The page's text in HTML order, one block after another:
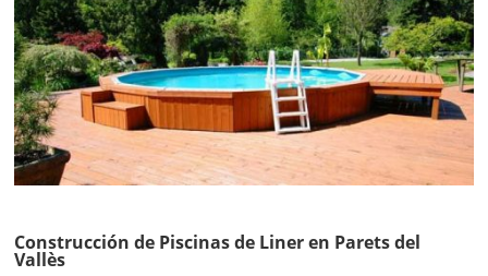
Construcción de Piscinas de Liner en Parets del
Vallès